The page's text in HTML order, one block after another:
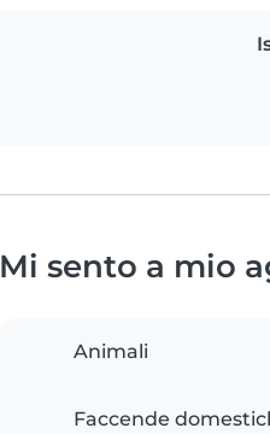
Mi sento a mio
Animali
Faccende